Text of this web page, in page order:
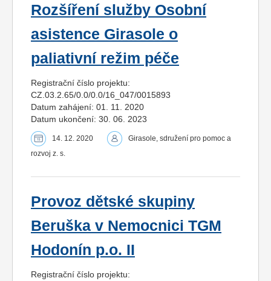
Rozšíření služby Osobní
asistence Girasole o
paliativní režim péče
Registrační číslo projektu:
CZ.03.2.65/0.0/0.0/16_047/0015893
Datum zahájení: 01. 11. 2020
Datum ukončení: 30. 06. 2023
14. 12. 2020
Girasole, sdružení pro pomoc a
rozvoj z. s.
Provoz dětské skupiny
Beruška v Nemocnici TGM
Hodonín p.o. II
Registrační číslo projektu: